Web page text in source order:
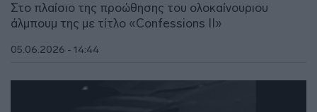
Στο πλαίσιο της προώθησης του ολοκαίνουριου
άλμπουμ της με τίτλο «Confessions II»
05.06.2026 - 14:44